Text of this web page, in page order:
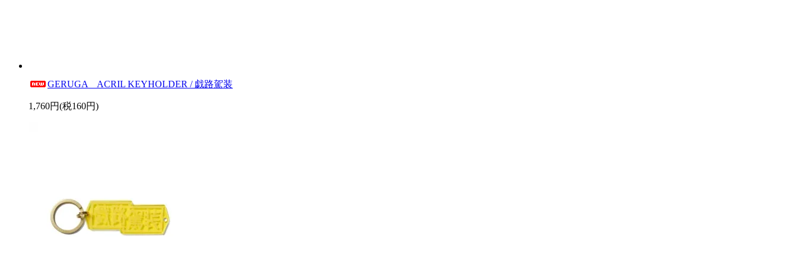
GERUGA ACRIL KEYHOLDER / 戯路駕装
1,760円(税160円)